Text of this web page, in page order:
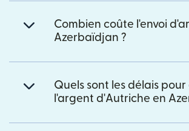
Combien coûte l'envoi
Azerbaïdjan ?
Quels sont les délais pour
l'argent d'Autriche en